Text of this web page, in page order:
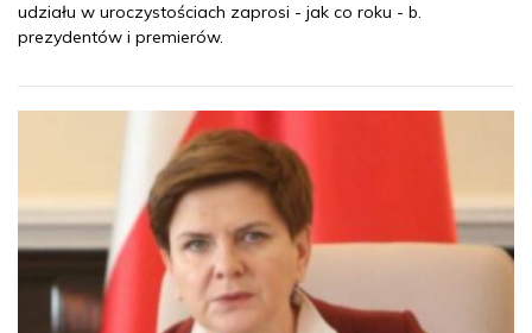
udziału w uroczystościach zaprosi - jak co roku - b.
prezydentów i premierów.